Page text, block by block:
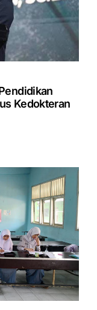
Kedokteran